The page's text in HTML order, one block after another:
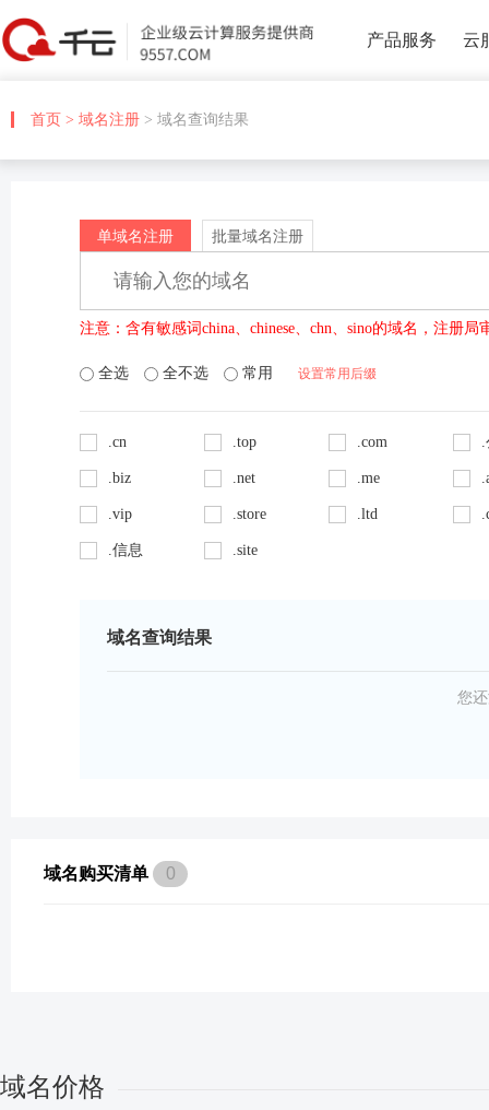
云
产品服务
首页 > 域名注册 > 域名查询结果
单域名注册 批量域名注册
注意：含有敏感词china、chinese、chn、sino的域名，注册
全选 全不选 常用 设置常用后缀
.cn .top .com .
.biz .net .me
.vip .store .ltd
.信息 .site
域名查询结果
您
域名购买清单 0
域名价格